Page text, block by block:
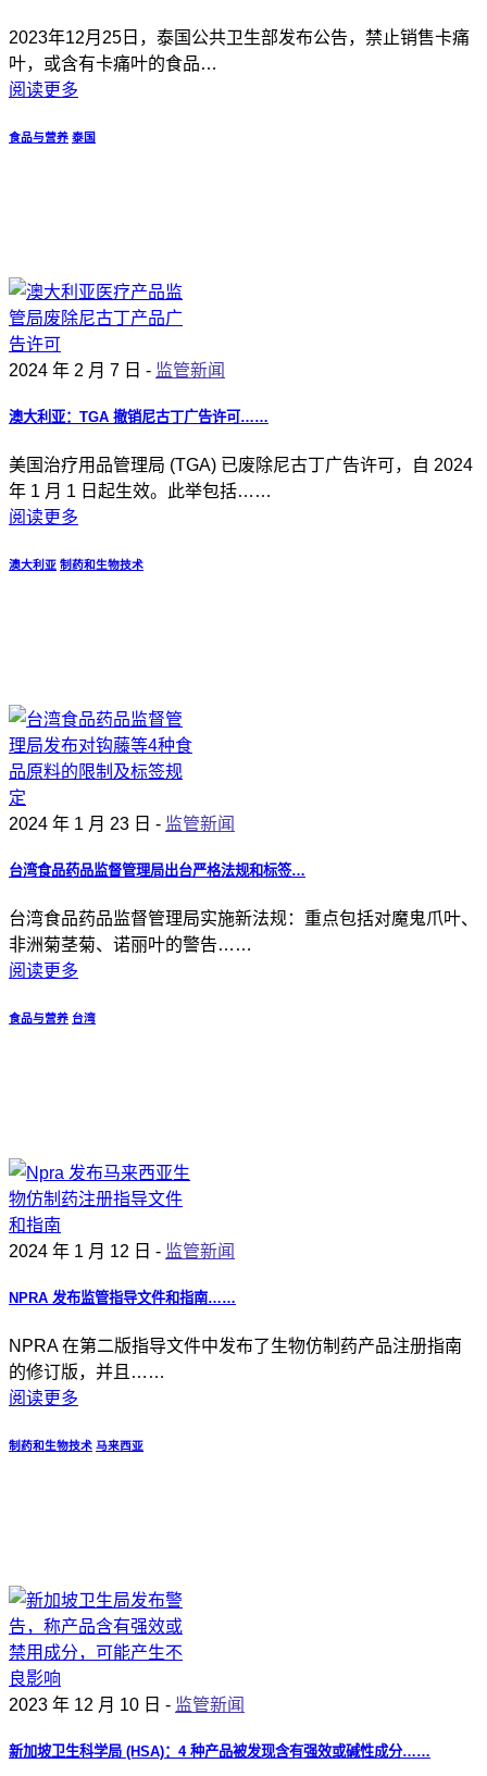
2023年12月25日，泰国公共卫生部发布公告，禁止销售卡痛
叶，或含有卡痛叶的食品…
阅读更多
食品与营养 泰国
2024 年 2 月 7 日 - 监管新闻
澳大利亚：TGA 撤销尼古丁广告许可……
美国治疗用品管理局 (TGA) 已废除尼古丁广告许可，自 2024
年 1 月 1 日起生效。此举包括……
阅读更多
澳大利亚 制药和生物技术
2024 年 1 月 23 日 - 监管新闻
台湾食品药品监督管理局出台严格法规和标签…
台湾食品药品监督管理局实施新法规：重点包括对魔鬼爪叶、
非洲菊茎菊、诺丽叶的警告……
阅读更多
食品与营养 台湾
2024 年 1 月 12 日 - 监管新闻
NPRA 发布监管指导文件和指南……
NPRA 在第二版指导文件中发布了生物仿制药产品注册指南
的修订版，并且……
阅读更多
制药和生物技术 马来西亚
2023 年 12 月 10 日 - 监管新闻
新加坡卫生科学局 (HSA)：4 种产品被发现含有强效或碱性成分……